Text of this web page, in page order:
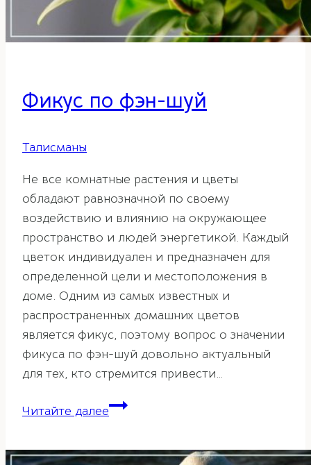
Фикус по фэн-шуй
Талисманы
Не все комнатные растения и цветы
обладают равнозначной по своему
воздействию и влиянию на окружающее
пространство и людей энергетикой. Каждый
цветок индивидуален и предназначен для
определенной цели и местоположения в
доме. Одним из самых известных и
распространенных домашних цветов
является фикус, поэтому вопрос о значении
фикуса по фэн-шуй довольно актуальный
для тех, кто стремится привести…
Читайте далееФикус